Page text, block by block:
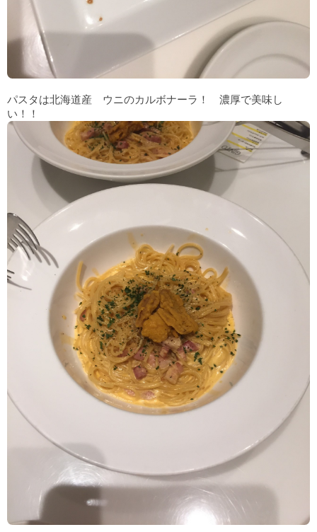
パスタは北海道産 ウニのカルボナーラ！ 濃厚で美味し
い！！